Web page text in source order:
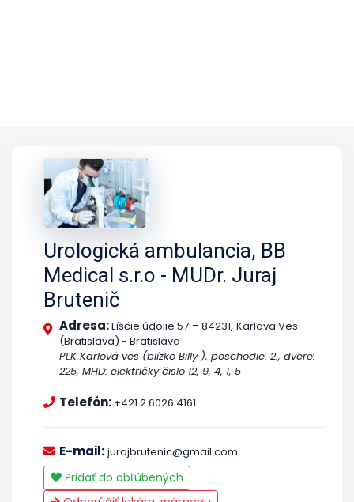
Urologická ambulancia, BB
Medical s.r.o - MUDr. Juraj
Brutenič
Adresa:Líščie údolie 57 - 84231, Karlova Ves
(Bratislava) - Bratislava
PLK Karlová ves (blízko Billy ), poschodie: 2., dvere:
225, MHD: električky číslo 12, 9, 4, 1, 5
Telefón: +421 2 6026 4161
E-mail: jurajbrutenic@gmail.com
Pridať do obľúbených